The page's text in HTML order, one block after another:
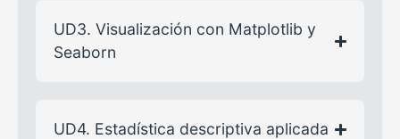
UD3. Visualización con Matplotlib y
Seaborn
UD4. Estadística descriptiva aplicada